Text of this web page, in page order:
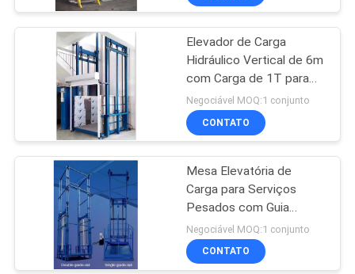
Plataforma de
trabalho aéreo
108
elevador do
Elevador de Carga
Hidráulico Vertical de 6m
com Carga de 1T para
Armazém, Elevador
Industrial Vertical para
Armazém
Negociável MOQ:1 conjunto
CONTATO
Mesa Elevatória de
Carga para Serviços
Pesados com Guia
Hidráulica Plataforma de
Elevação de Carga
Negociável MOQ:1 conjunto
CONTATO